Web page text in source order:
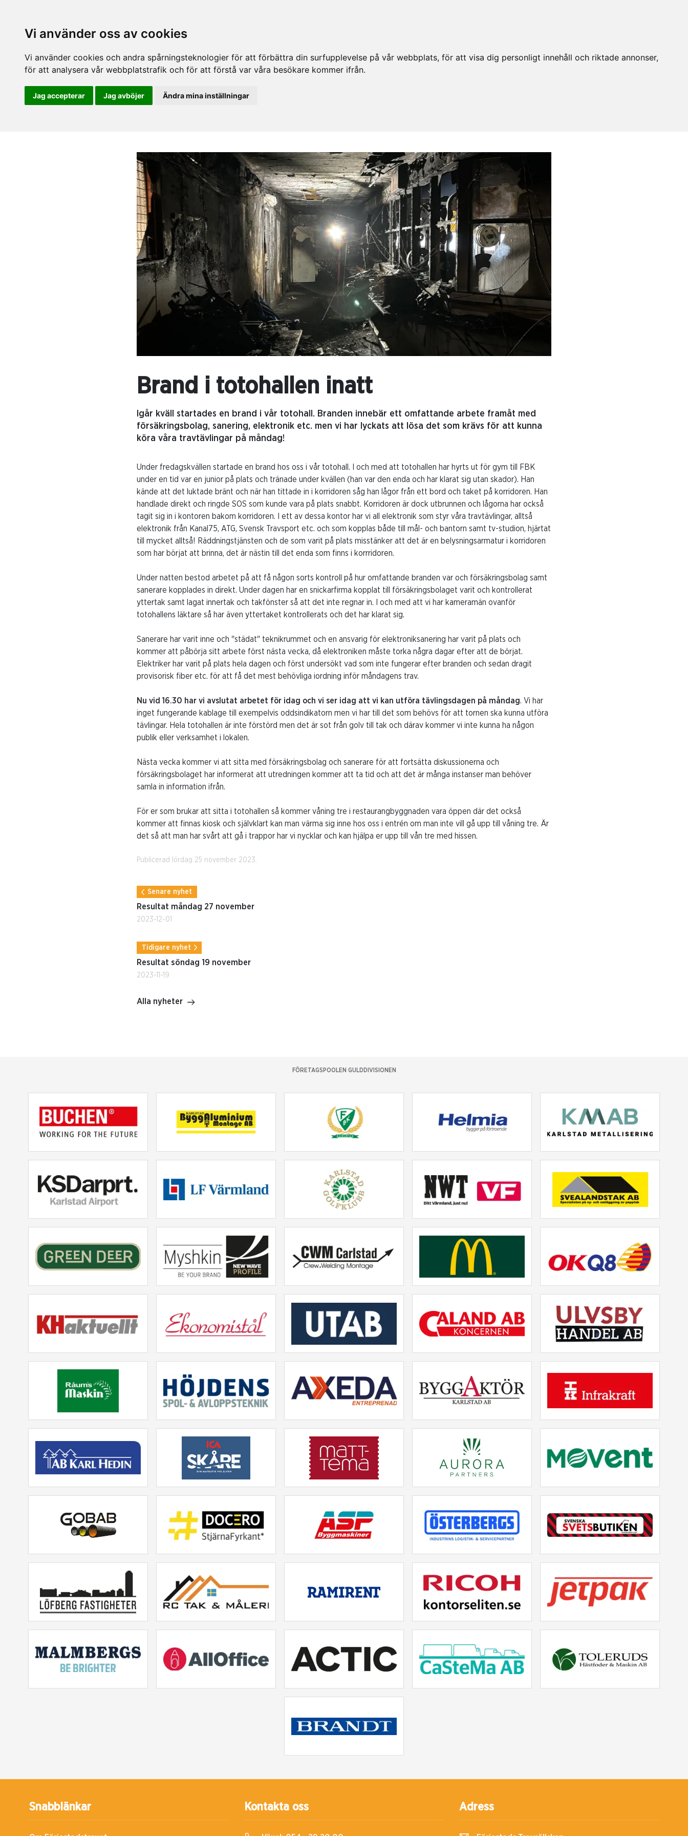
Vi använder oss av cookies
Vi använder cookies och andra spårningsteknologier för att förbättra din surfupplevelse på vår webbplats, för att visa dig personligt innehåll och riktade annonser,
för att analysera vår webbplatstrafik och för att förstå var våra besökare kommer ifrån.
Jag accepterar Jag avböjer Ändra mina inställningar
Brand i totohallen inatt
Igår kväll startades en brand i vår totohall. Branden innebär ett omfattande arbete framåt med
försäkringsbolag, sanering, elektronik etc. men vi har lyckats att lösa det som krävs för att kunna
köra våra travtävlingar på måndag!
Under fredagskvällen startade en brand hos oss i vår totohall. I och med att totohallen har hyrts ut för gym till FBK
under en tid var en junior på plats och tränade under kvällen (han var den enda och har klarat sig utan skador). Han
kände att det luktade bränt och när han tittade in i korridoren såg han lågor från ett bord och taket på korridoren. Han
handlade direkt och ringde SOS som kunde vara på plats snabbt. Korridoren är dock utbrunnen och lågorna har också
tagit sig in i kontoren bakom korridoren. I ett av dessa kontor har vi all elektronik som styr våra travtävlingar, alltså
elektronik från Kanal75, ATG, Svensk Travsport etc. och som kopplas både till mål- och bantorn samt tv-studion, hjärtat
till mycket alltså! Räddningstjänsten och de som varit på plats misstänker att det är en belysningsarmatur i korridoren
som har börjat att brinna, det är nästin till det enda som finns i korrridoren.
Under natten bestod arbetet på att få någon sorts kontroll på hur omfattande branden var och försäkringsbolag samt
sanerare kopplades in direkt. Under dagen har en snickarfirma kopplat till försäkringsbolaget varit och kontrollerat
yttertak samt lagat innertak och takfönster så att det inte regnar in. I och med att vi har kameramän ovanför
totohallens läktare så har även yttertaket kontrollerats och det har klarat sig.
Sanerare har varit inne och "städat" teknikrummet och en ansvarig för elektroniksanering har varit på plats och
kommer att påbörja sitt arbete först nästa vecka, då elektroniken måste torka några dagar efter att de börjat.
Elektriker har varit på plats hela dagen och först undersökt vad som inte fungerar efter branden och sedan dragit
provisorisk fiber etc. för att få det mest behövliga iordning inför måndagens trav.
Nu vid 16.30 har vi avslutat arbetet för idag och vi ser idag att vi kan utföra tävlingsdagen på måndag. Vi har
inget fungerande kablage till exempelvis oddsindikatorn men vi har till det som behövs för att tornen ska kunna utföra
tävlingar. Hela totohallen är inte förstörd men det är sot från golv till tak och därav kommer vi inte kunna ha någon
publik eller verksamhet i lokalen.
Nästa vecka kommer vi att sitta med försäkringsbolag och sanerare för att fortsätta diskussionerna och
försäkringsbolaget har informerat att utredningen kommer att ta tid och att det är många instanser man behöver
samla in information ifrån.
För er som brukar att sitta i totohallen så kommer våning tre i restaurangbyggnaden vara öppen där det också
kommer att finnas kiosk och självklart kan man värma sig inne hos oss i entrén om man inte vill gå upp till våning tre. Är
det så att man har svårt att gå i trappor har vi nycklar och kan hjälpa er upp till vån tre med hissen.
Publicerad lördag 25 november 2023.
Senare nyhet
Resultat måndag 27 november
2023-12-01
Tidigare nyhet
Resultat söndag 19 november
2023-11-19
Alla nyheter
FÖRETAGSPOOLEN GULDDIVISIONEN
Snabblänkar Kontakta oss Adress